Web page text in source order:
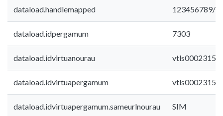
dataload.handlemapped 123456789/
dataload.idpergamum 7303
dataload.idvirtuanourau
dataload.idvirtuapergamum
dataload.idvirtuapergamum.sameurlnourau SIM